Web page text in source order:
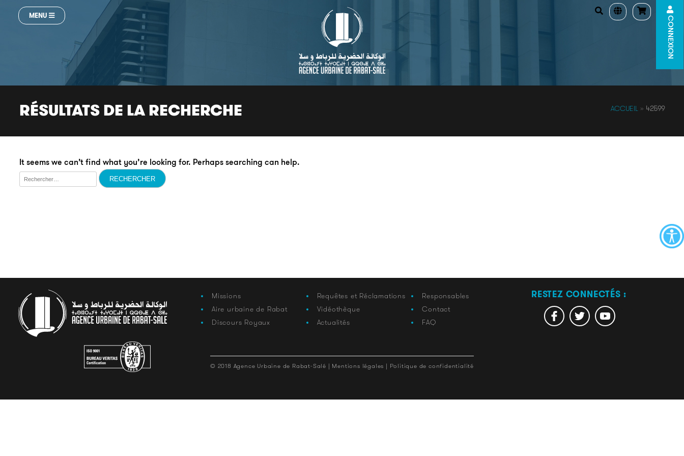
MENU CONNEXION
RÉSULTATS DE LA RECHERCHE ACCUEIL» 42599
It seems we can’t find what you’re looking for. Perhaps searching can help.
Rechercher :
Missions
Aire urbaine de Rabat
Discours Royaux
Requêtes et Réclamations
Vidéothèque
Actualités
Responsables
Contact
FAQ
RESTEZ CONNECTÉS :
© 2018 Agence Urbaine de Rabat-Salé | Mentions légales | Politique de confidentialité